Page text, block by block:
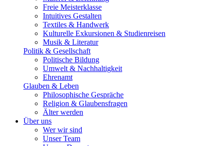
Freie Meisterklasse
Intuitives Gestalten
Textiles & Handwerk
Kulturelle Exkursionen & Studienreisen
Musik & Literatur
Politik & Gesellschaft
Politische Bildung
Umwelt & Nachhaltigkeit
Ehrenamt
Glauben & Leben
Philosophische Gespräche
Religion & Glaubensfragen
Älter werden
Über uns
Wer wir sind
Unser Team